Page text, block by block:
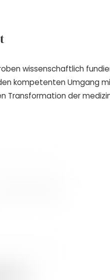
wissenschaftlich
kompetenten Umgang
Transformation der